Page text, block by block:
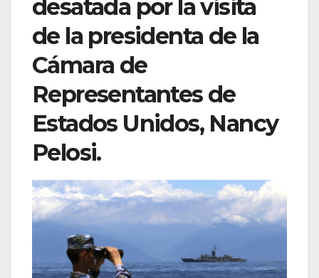
desatada por la visita
de la presidenta de la
Cámara de
Representantes de
Estados Unidos, Nancy
Pelosi.